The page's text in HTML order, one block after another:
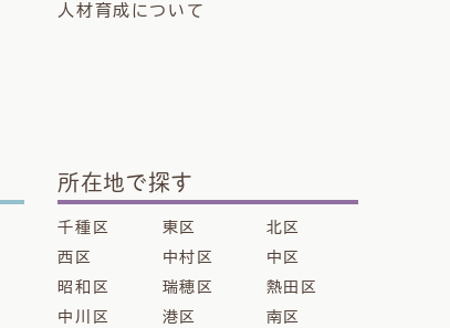
人材育成について
所在地で探す
千種区 東区
北区
西区
中村区
中区
昭和区
瑞穂区
熱田区
中川区
港区
南区